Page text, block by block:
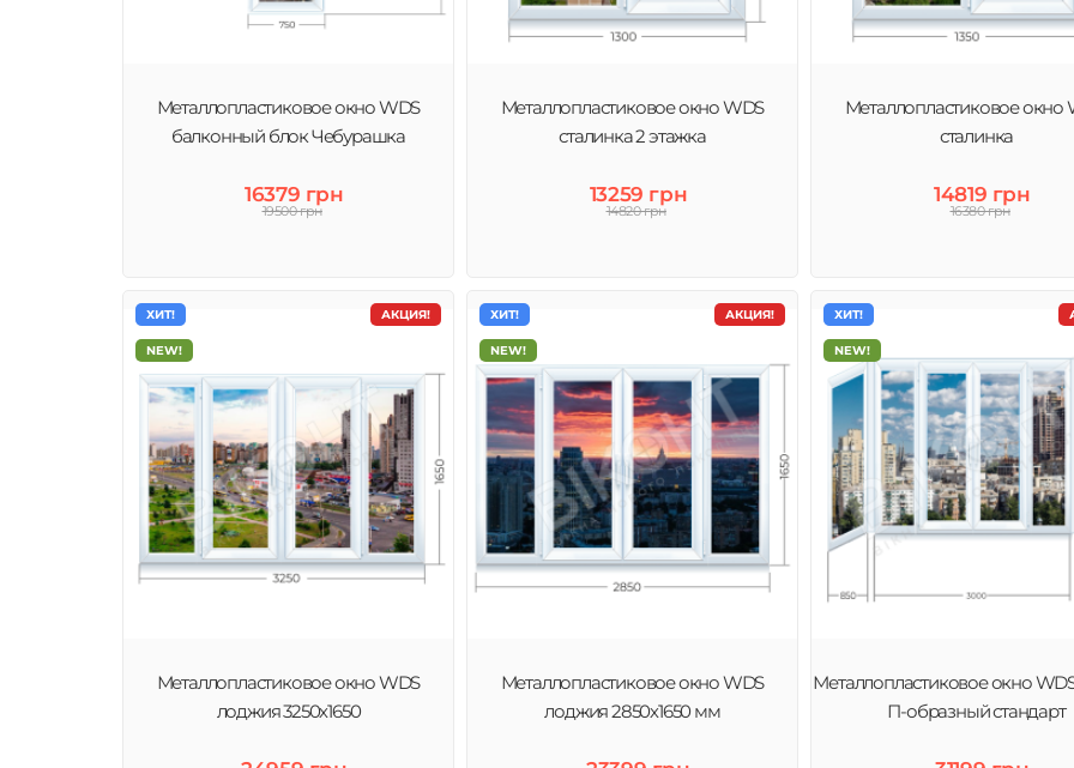
Металлопластиковое окно WDS
балконный блок Чебурашка
16379 грн
19500 грн
Металлопластиковое окно WDS
сталинка 2 этажка
13259 грн
14820 грн
Металлопластиковое окно
сталинка
14819 грн
16380 грн
АКЦИЯ!
ХИТ!
NEW!
Металлопластиковое окно WDS
лоджия 3250х1650
АКЦИЯ!
ХИТ!
NEW!
Металлопластиковое окно WDS
лоджия 2850х1650 мм
ХИТ!
NEW!
Металлопластиковое окно
П-образный стандарт